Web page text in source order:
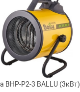
BHP-P2-3 BALLU (3кВт)